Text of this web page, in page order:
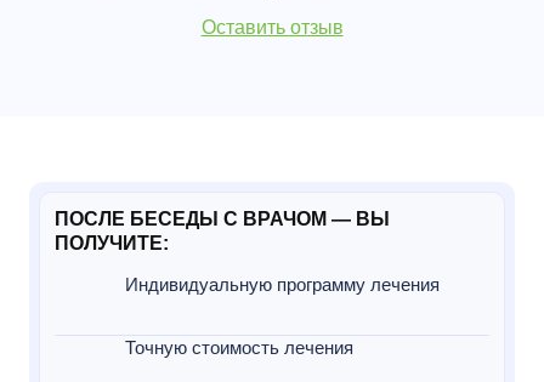
Оставить отзыв
ПОСЛЕ БЕСЕДЫ С ВРАЧОМ — ВЫ
ПОЛУЧИТЕ:
Индивидуальную программу лечения
Точную стоимость лечения